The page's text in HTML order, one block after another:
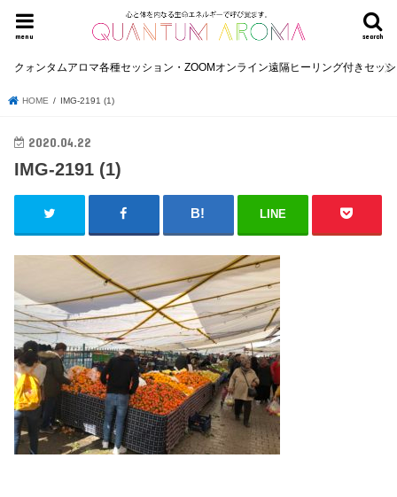
search
menu
クォンタムアロマ各種セッション・ZOOMオンライン遠隔ヒーリング付きセッ
HOME IMG-2191 (1)
2020.04.22
IMG-2191 (1)
LINE